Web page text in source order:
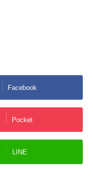
Facebook
Pocket
LINE